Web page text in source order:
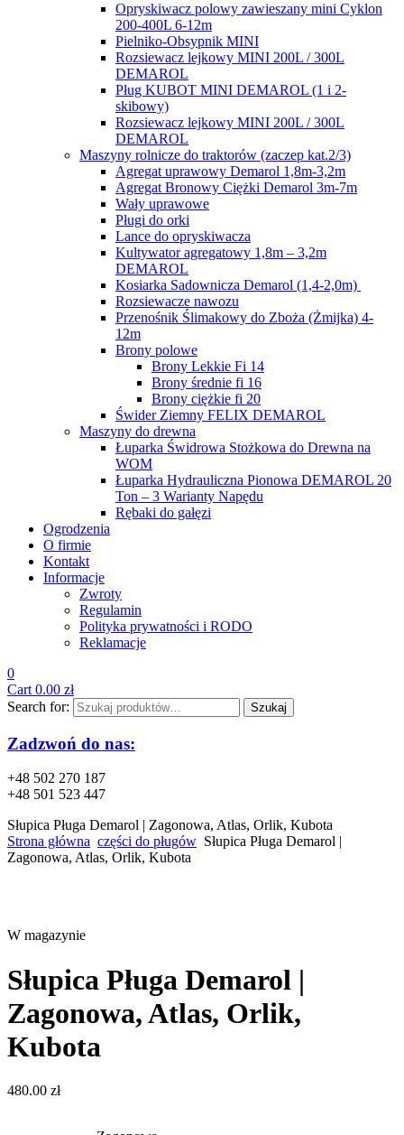
Opryskiwacz polowy zawieszany mini Cyklon
200-400L 6-12m
Pielniko-Obsypnik MINI
Rozsiewacz lejkowy MINI 200L / 300L
DEMAROL
Pług KUBOT MINI DEMAROL (1 i 2-
skibowy)
Rozsiewacz lejkowy MINI 200L / 300L
DEMAROL
Maszyny rolnicze do traktorów (zaczep kat.2/3)
Agregat uprawowy Demarol 1,8m-3,2m
Agregat Bronowy Ciężki Demarol 3m-7m
Wały uprawowe
Pługi do orki
Lance do opryskiwacza
Kultywator agregatowy 1,8m – 3,2m
DEMAROL
Kosiarka Sadownicza Demarol (1,4-2,0m)
Rozsiewacze nawozu
Przenośnik Ślimakowy do Zboża (Żmijka) 4-
12m
Brony polowe
Brony Lekkie Fi 14
Brony średnie fi 16
Brony ciężkie fi 20
Świder Ziemny FELIX DEMAROL
Maszyny do drewna
Łuparka Świdrowa Stożkowa do Drewna na
WOM
Łuparka Hydrauliczna Pionowa DEMAROL 20
Ton – 3 Warianty Napędu
Rębaki do gałęzi
Ogrodzenia
O firmie
Kontakt
Informacje
Zwroty
Regulamin
Polityka prywatności i RODO
Reklamacje
0
Cart 0.00 zł
Search for:
Szukaj
Zadzwoń do nas:
+48 502 270 187
+48 501 523 447
Słupica Pługa Demarol | Zagonowa, Atlas, Orlik, Kubota
Strona główna części do pługów Słupica Pługa Demarol |
Zagonowa, Atlas, Orlik, Kubota
W magazynie
Słupica Pługa Demarol |
Zagonowa, Atlas, Orlik,
Kubota
480.00 zł